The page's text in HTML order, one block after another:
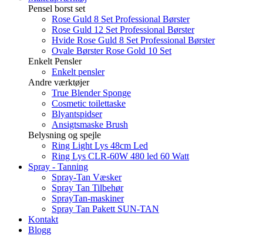
Pensel borst set
Rose Guld 8 Set Professional Børster
Rose Guld 12 Set Professional Børster
Hvide Rose Guld 8 Set Professional Børster
Ovale Børster Rose Gold 10 Set
Enkelt Pensler
Enkelt pensler
Andre værktøjer
True Blender Sponge
Cosmetic toilettaske
Blyantspidser
Ansigtsmaske Brush
Belysning og spejle
Ring Light Lys 48cm Led
Ring Lys CLR-60W 480 led 60 Watt
Spray - Tanning
Spray-Tan Væsker
Spray Tan Tilbehør
SprayTan-maskiner
Spray Tan Pakett SUN-TAN
Kontakt
Blogg